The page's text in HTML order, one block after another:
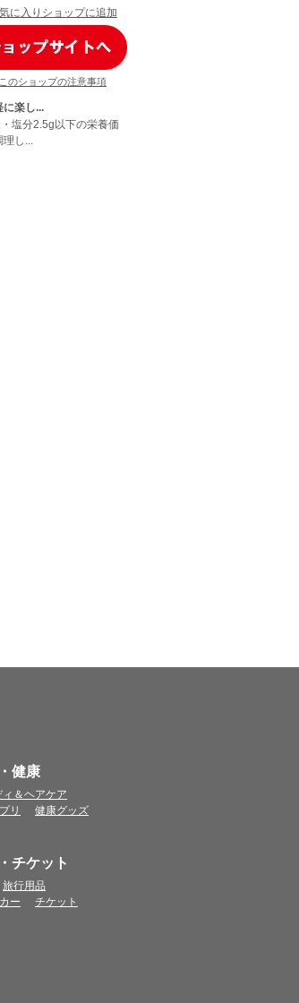
に入りショップに追加
のショップの注意事項
楽し...
塩分2.5g以下の栄養価
し...
健康
ィ＆ヘアケア
リ
健康グッズ
チケット
旅行用品
ー
チケット